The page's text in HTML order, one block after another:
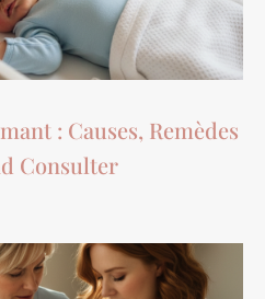
: Causes, Remèdes
Consulter